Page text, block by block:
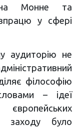
Монне та
у сфері
аудиторію не
філософію
– ідеї
заходу було